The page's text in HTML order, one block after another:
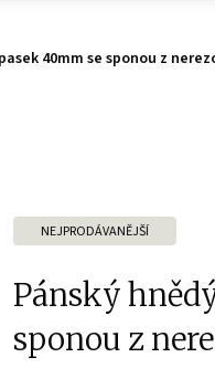
40mm se sponou z
NEJPRODÁVANĚJŠÍ
Pánský
sponou z